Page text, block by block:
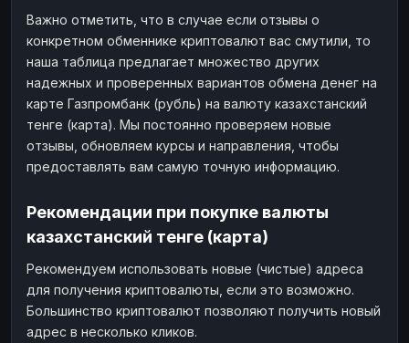
Важно отметить, что в случае если отзывы о
конкретном обменнике криптовалют вас смутили, то
наша таблица предлагает множество других
надежных и проверенных вариантов обмена денег на
карте Газпромбанк (рубль) на валюту казахстанский
тенге (карта). Мы постоянно проверяем новые
отзывы, обновляем курсы и направления, чтобы
предоставлять вам самую точную информацию.
Рекомендации при покупке валюты
казахстанский тенге (карта)
Рекомендуем использовать новые (чистые) адреса
для получения криптовалюты, если это возможно.
Большинство криптовалют позволяют получить новый
адрес в несколько кликов.